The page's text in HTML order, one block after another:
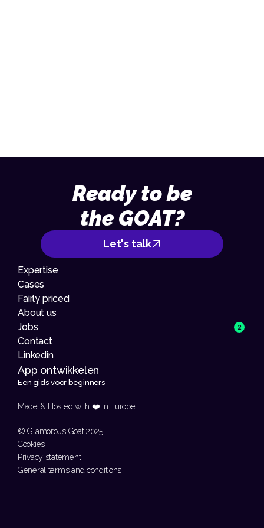
Ready to be
the GOAT?
Let's talk
Expertise
Cases
Fairly priced
About us
Jobs
2
Contact
Linkedin
Een gids voor beginners
Made & Hosted with ❤️ in Europe
© Glamorous Goat 2025
Cookies
Privacy statement
General terms and conditions